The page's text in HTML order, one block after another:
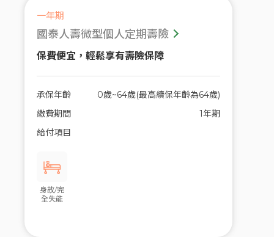
一年期
國泰人壽微型個人定期壽險
保費便宜，輕鬆享有壽險保障
承保年齡
0歲~64歲(最高續保年齡為64歲)
繳費期間
1年期
給付項目
身故/完
全失能